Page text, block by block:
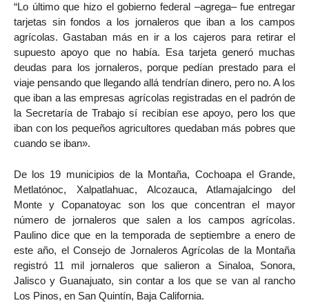
“Lo último que hizo el gobierno federal –agrega– fue entregar
tarjetas sin fondos a los jornaleros que iban a los campos
agrícolas. Gastaban más en ir a los cajeros para retirar el
supuesto apoyo que no había. Esa tarjeta generó muchas
deudas para los jornaleros, porque pedían prestado para el
viaje pensando que llegando allá tendrían dinero, pero no. A los
que iban a las empresas agrícolas registradas en el padrón de
la Secretaría de Trabajo sí recibían ese apoyo, pero los que
iban con los pequeños agricultores quedaban más pobres que
cuando se iban».
De los 19 municipios de la Montaña, Cochoapa el Grande,
Metlatónoc, Xalpatlahuac, Alcozauca, Atlamajalcingo del
Monte y Copanatoyac son los que concentran el mayor
número de jornaleros que salen a los campos agrícolas.
Paulino dice que en la temporada de septiembre a enero de
este año, el Consejo de Jornaleros Agrícolas de la Montaña
registró 11 mil jornaleros que salieron a Sinaloa, Sonora,
Jalisco y Guanajuato, sin contar a los que se van al rancho
Los Pinos, en San Quintín, Baja California.